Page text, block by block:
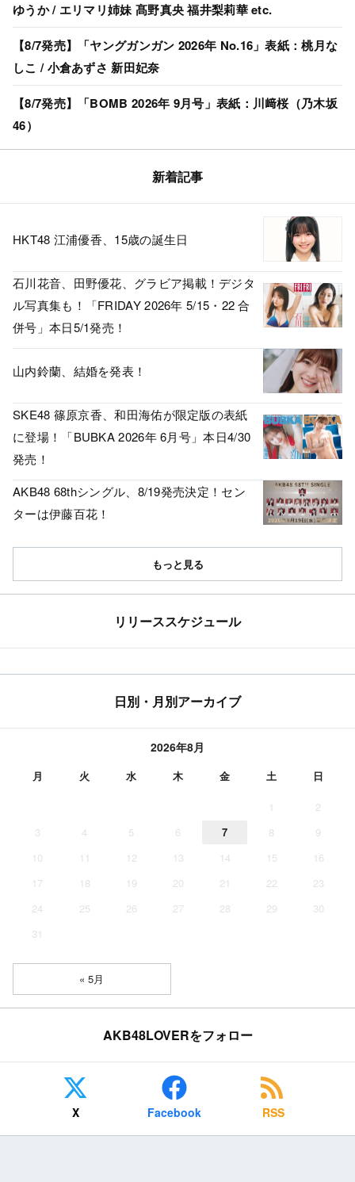
ゆうか / エリマリ姉妹 髙野真央 福井梨莉華 etc.
【8/7発売】「ヤングガンガン 2026年 No.16」表紙：桃月な
しこ / 小倉あずさ 新田妃奈
【8/7発売】「BOMB 2026年 9月号」表紙：川﨑桜（乃木坂
46）
新着記事
HKT48 江浦優香、15歳の誕生日
石川花音、田野優花、グラビア掲載！デジタ
ル写真集も！「FRIDAY 2026年 5/15・22 合
併号」本日5/1発売！
山内鈴蘭、結婚を発表！
SKE48 篠原京香、和田海佑が限定版の表紙
に登場！「BUBKA 2026年 6月号」本日4/30
発売！
AKB48 68thシングル、8/19発売決定！セン
ターは伊藤百花！
もっと見る
リリーススケジュール
日別・月別アーカイブ
2026年8月
月 火 水 木 金 土 日
1
2
3
4 5 6 7 8
9
10
11 12 13 14 15
16
17
18 19 20 21 22
23
24
25 26 27 28 29
30
31
« 5月
AKB48LOVERをフォロー
X Facebook RSS